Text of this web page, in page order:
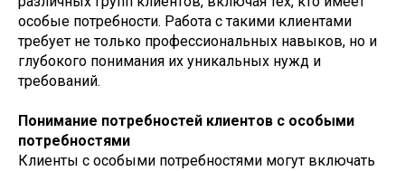
особые потребности. Работа с такими клиентами
требует не только профессиональных навыков, но и
глубокого понимания их уникальных нужд и
требований.
Понимание потребностей клиентов с особыми
потребностями
Клиенты с особыми потребностями могут включать